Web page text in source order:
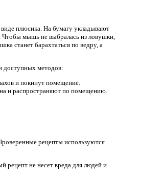
плюсика. На бумагу укладывают
Чтобы мышь не выбралась из ловушки,
станет барахтаться по ведру, а
доступных методов:
и покинут помещение.
и распространяют по помещению.
рецепты используются
не несет вреда для людей и